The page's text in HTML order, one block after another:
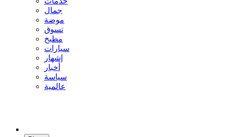
جمال
موضة
تسوق
مطبخ
سيارات
إشهار
أخبار
سياسة
عالمية